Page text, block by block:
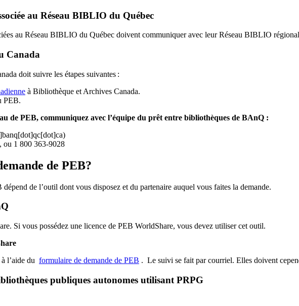
au Réseau BIBLIO du Québec
au Réseau BIBLIO du Québec doivent communiquer avec leur Réseau BIBLIO
Canada
doit suivre les étapes suivantes :
à Bibliothèque et Archives Canada.
PEB.
de PEB, communiquez avec l’équipe du prêt entre bibliothèques de BAnQ :
)
ou 1 800 363-9028
de PEB?
de l’outil dont vous disposez et du partenaire auquel vous faites la demande.
Si vous possédez une licence de PEB WorldShare, vous devez utiliser cet outil.
l’aide du formulaire de demande de PEB . Le suivi se fait par courriel. Elles doivent
publiques autonomes utilisant PRPG